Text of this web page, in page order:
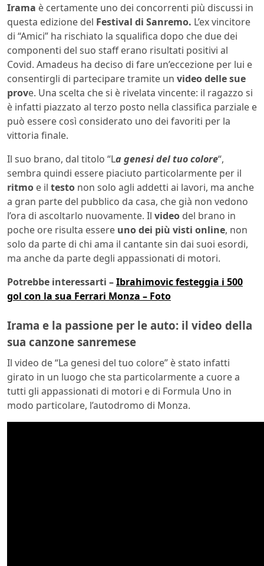
Irama è certamente uno dei concorrenti più discussi in
questa edizione del Festival di Sanremo. L’ex vincitore
di “Amici” ha rischiato la squalifica dopo che due dei
componenti del suo staff erano risultati positivi al
Covid. Amadeus ha deciso di fare un’eccezione per lui e
consentirgli di partecipare tramite un video delle sue
prove. Una scelta che si è rivelata vincente: il ragazzo si
è infatti piazzato al terzo posto nella classifica parziale e
può essere così considerato uno dei favoriti per la
vittoria finale.
Il suo brano, dal titolo “La genesi del tuo colore“,
sembra quindi essere piaciuto particolarmente per il
ritmo e il testo non solo agli addetti ai lavori, ma anche
a gran parte del pubblico da casa, che già non vedono
l’ora di ascoltarlo nuovamente. Il video del brano in
poche ore risulta essere uno dei più visti online, non
solo da parte di chi ama il cantante sin dai suoi esordi,
ma anche da parte degli appassionati di motori.
Potrebbe interessarti –Ibrahimovic festeggia i 500
gol con la sua Ferrari Monza – Foto
Irama e la passione per le auto: il video della
sua canzone sanremese
Il video de “La genesi del tuo colore” è stato infatti
girato in un luogo che sta particolarmente a cuore a
tutti gli appassionati di motori e di Formula Uno in
modo particolare, l’autodromo di Monza.